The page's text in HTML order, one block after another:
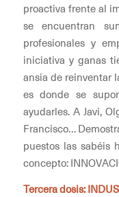
proactiva frente al
se encuentran
profesionales y
iniciativa y ganas
ansia de reinventar
es donde se
ayudarles. A Javi,
Francisco…
puestos las sabéis
concepto:
Tercera dosis: